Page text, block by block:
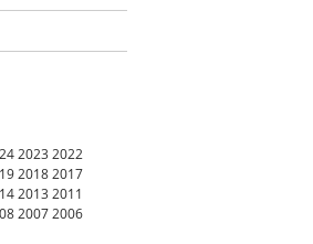
2023 2022
2018 2017
2013 2011
2007 2006